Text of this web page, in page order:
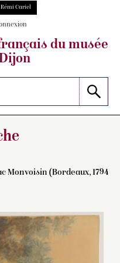
Cariel
du musée
Monvoisin (Bordeaux, 1794